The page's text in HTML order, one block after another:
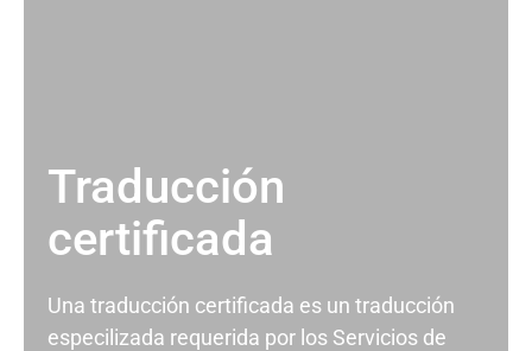
Traducción
certificada
Una traducción certificada es un traducción
especilizada requerida por los Servicios de